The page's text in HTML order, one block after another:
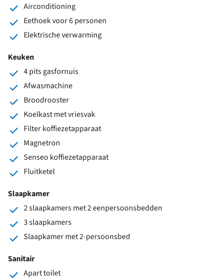
Airconditioning
Eethoek voor 6 personen
Elektrische verwarming
Keuken
4 pits gasfornuis
Afwasmachine
Broodrooster
Koelkast met vriesvak
Filter koffiezetapparaat
Magnetron
Senseo koffiezetapparaat
Fluitketel
Slaapkamer
2 slaapkamers met 2 eenpersoonsbedden
3 slaapkamers
Slaapkamer met 2-persoonsbed
Sanitair
Apart toilet